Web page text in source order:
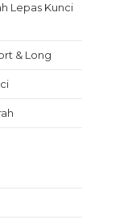
Lepas Kunci
& Long